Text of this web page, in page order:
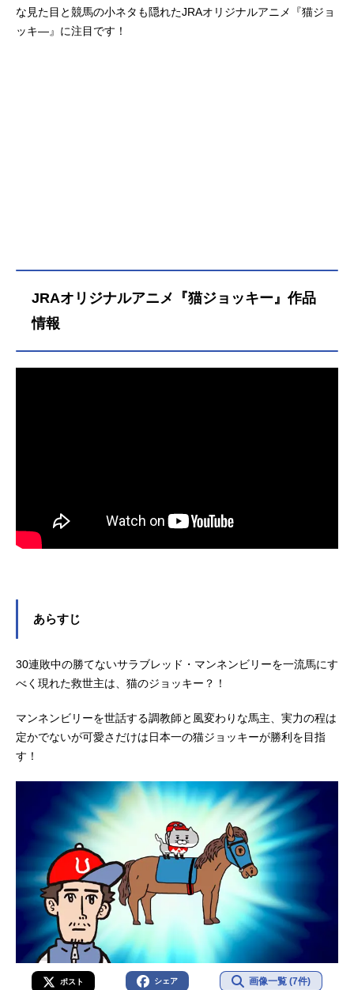
な見た目と競馬の小ネタも隠れたJRAオリジナルアニメ『猫ジョ
ッキ―』に注目です！
JRAオリジナルアニメ『猫ジョッキー』作品
情報
あらすじ
30連敗中の勝てないサラブレッド・マンネンビリーを一流馬にす
べく現れた救世主は、猫のジョッキー？！
マンネンビリーを世話する調教師と風変わりな馬主、実力の程は
定かでないが可愛さだけは日本一の猫ジョッキーが勝利を目指
す！
ポスト シェア 画像一覧 (7件)